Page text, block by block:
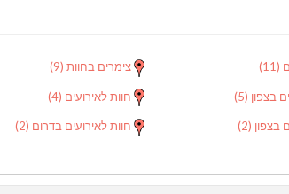
(11) צימרים בחוות (9)
בצפון (5) חוות לאירועים (4)
בצפון (2) חוות לאירועים בדרום (2)